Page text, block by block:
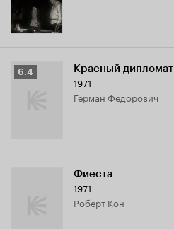
Рейтинг
6.4 Красный дипломат
1971
Герман Федорович
Фиеста
1971
Роберт Кон